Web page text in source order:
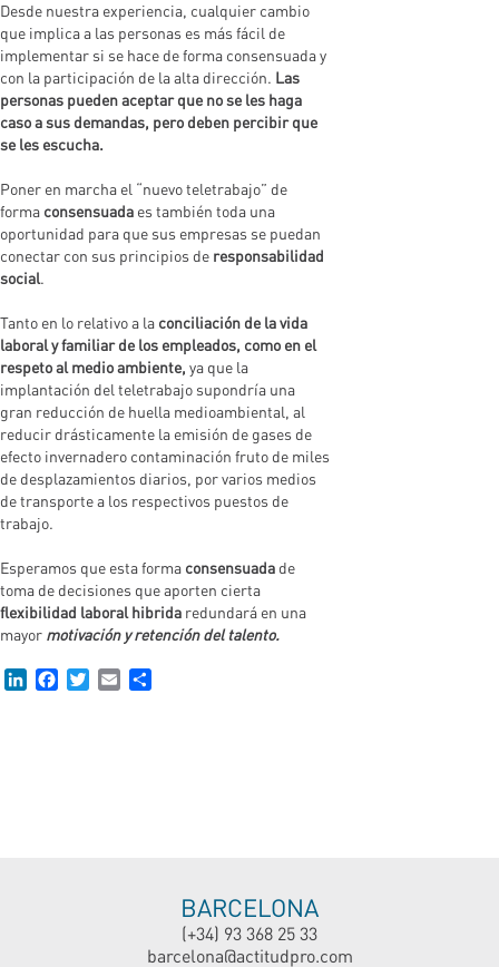
Desde nuestra experiencia, cualquier cambio
que implica a las personas es más fácil de
implementar si se hace de forma consensuada y
con la participación de la alta dirección. Las
personas pueden aceptar que no se les haga
caso a sus demandas, pero deben percibir que
se les escucha.
Poner en marcha el “nuevo teletrabajo” de
forma consensuada es también toda una
oportunidad para que sus empresas se puedan
conectar con sus principios de responsabilidad
social.
Tanto en lo relativo a la conciliación de la vida
laboral y familiar de los empleados, como en el
respeto al medio ambiente, ya que la
implantación del teletrabajo supondría una
gran reducción de huella medioambiental, al
reducir drásticamente la emisión de gases de
efecto invernadero contaminación fruto de miles
de desplazamientos diarios, por varios medios
de transporte a los respectivos puestos de
trabajo.
Esperamos que esta forma consensuada de
toma de decisiones que aporten cierta
flexibilidad laboral hibrida redundará en una
mayor motivación y retención del talento.
LinkedInFacebookTwitterEmail
BARCELONA
(+34) 93 368 25 33
barcelona@actitudpro.com